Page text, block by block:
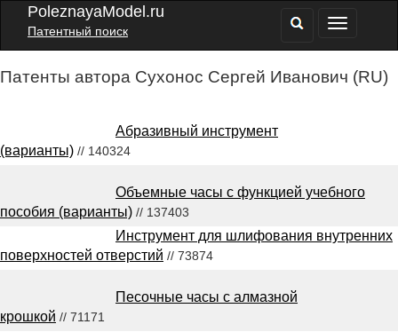
PoleznayaModel.ru
Патентный поиск
Патенты автора Сухонос Сергей Иванович (RU)
Абразивный инструмент
(варианты) // 140324
Объемные часы с функцией учебного
пособия (варианты) // 137403
Инструмент для шлифования внутренних
поверхностей отверстий // 73874
Песочные часы с алмазной
крошкой // 71171